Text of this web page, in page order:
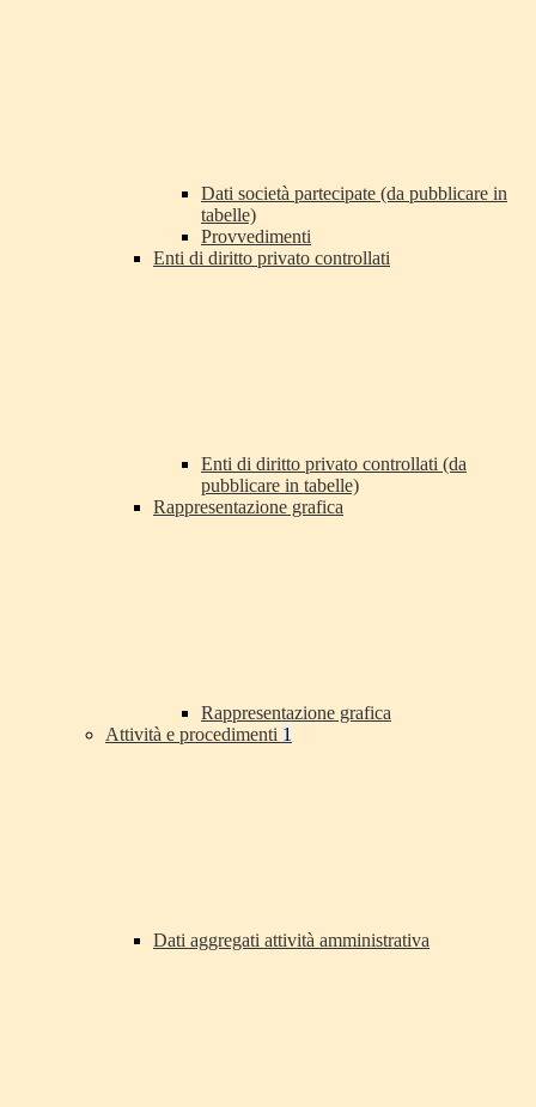
Dati società partecipate (da pubblicare in
tabelle)
Provvedimenti
Enti di diritto privato controllati
Enti di diritto privato controllati (da
pubblicare in tabelle)
Rappresentazione grafica
Rappresentazione grafica
Attività e procedimenti 1
Dati aggregati attività amministrativa